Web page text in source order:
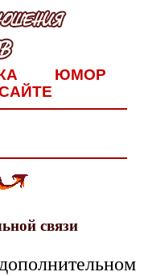
ЮМОР
связи